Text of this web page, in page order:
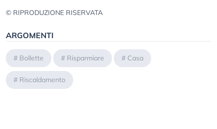
© RIPRODUZIONE RISERVATA
ARGOMENTI
# Bollette # Risparmiare # Casa
# Riscaldamento